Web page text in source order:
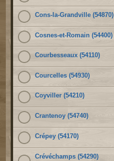
Cons-la-Grandville (54870)
Cosnes-et-Romain (54400)
Courbesseaux (54110)
Courcelles (54930)
Coyviller (54210)
Crantenoy (54740)
Crépey (54170)
Crévéchamps (54290)